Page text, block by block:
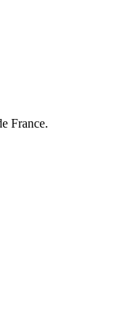
France.